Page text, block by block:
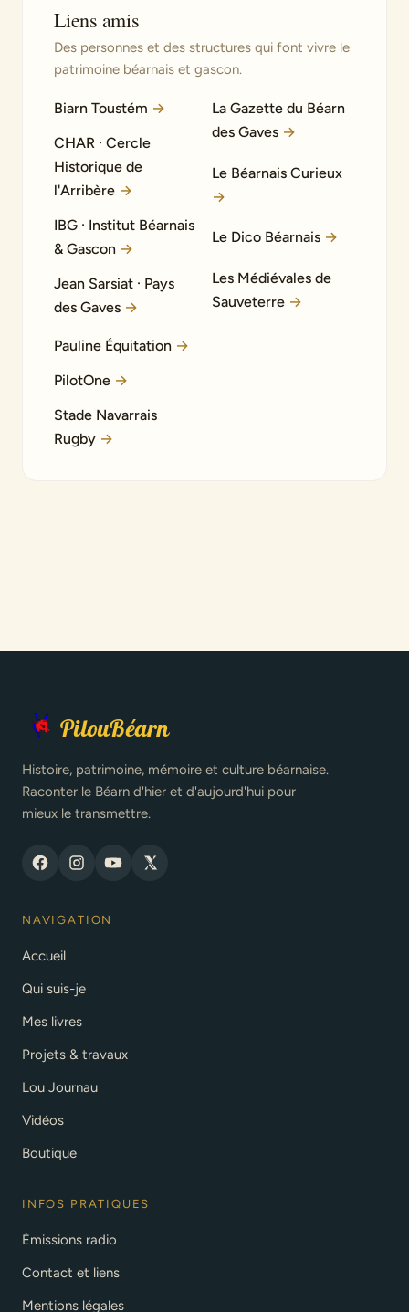
Liens amis
Des personnes et des structures qui font vivre le
patrimoine béarnais et gascon.
Biarn Toustém →
CHAR · Cercle
Historique de
l'Arribère →
IBG · Institut Béarnais
& Gascon →
Jean Sarsiat · Pays
des Gaves →
La Gazette du Béarn
des Gaves →
Le Béarnais Curieux
→
Le Dico Béarnais →
Les Médiévales de
Sauveterre →
Pauline Équitation →
PilotOne →
Stade Navarrais
Rugby →
PilouBéarn
Histoire, patrimoine, mémoire et culture béarnaise.
Raconter le Béarn d'hier et d'aujourd'hui pour
mieux le transmettre.
NAVIGATION
Accueil
Qui suis-je
Mes livres
Projets & travaux
Lou Journau
Vidéos
Boutique
INFOS PRATIQUES
Émissions radio
Contact et liens
Mentions légales